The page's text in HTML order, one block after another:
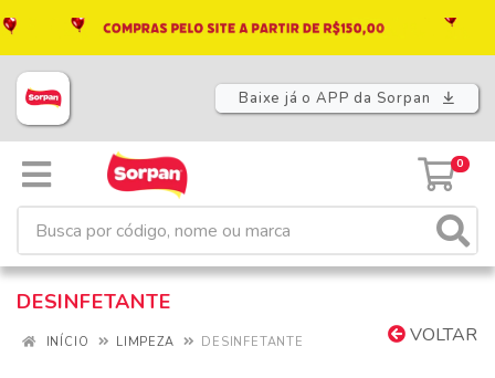
Baixe já o APP da Sorpan
0
DESINFETANTE
VOLTAR
INÍCIO LIMPEZA DESINFETANTE